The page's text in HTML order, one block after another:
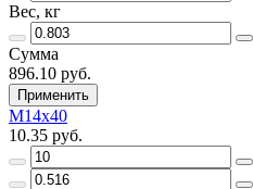
Вес, кг
Сумма
896.10 руб.
Применить
M14x40
10.35 руб.